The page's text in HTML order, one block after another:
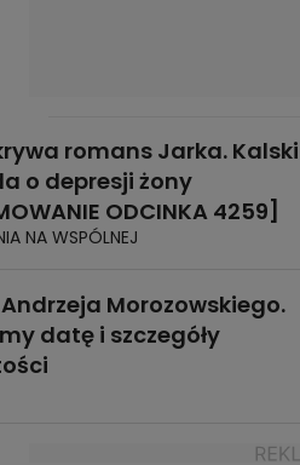
romans Jarka. Kalski
o depresji żony
ODCINKA 4259]
NA WSPÓLNEJ
Morozowskiego.
datę i szczegóły